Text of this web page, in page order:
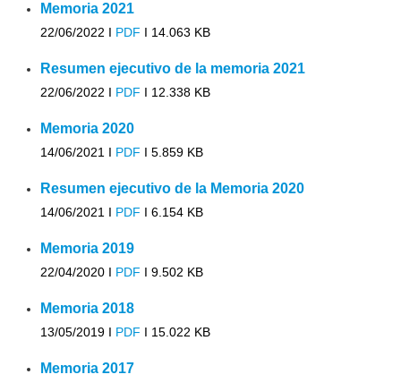
Memoria 2021
22/06/2022 I PDF I 14.063 KB
Resumen ejecutivo de la memoria 2021
22/06/2022 I PDF I 12.338 KB
Memoria 2020
14/06/2021 I PDF I 5.859 KB
Resumen ejecutivo de la Memoria 2020
14/06/2021 I PDF I 6.154 KB
Memoria 2019
22/04/2020 I PDF I 9.502 KB
Memoria 2018
13/05/2019 I PDF I 15.022 KB
Memoria 2017